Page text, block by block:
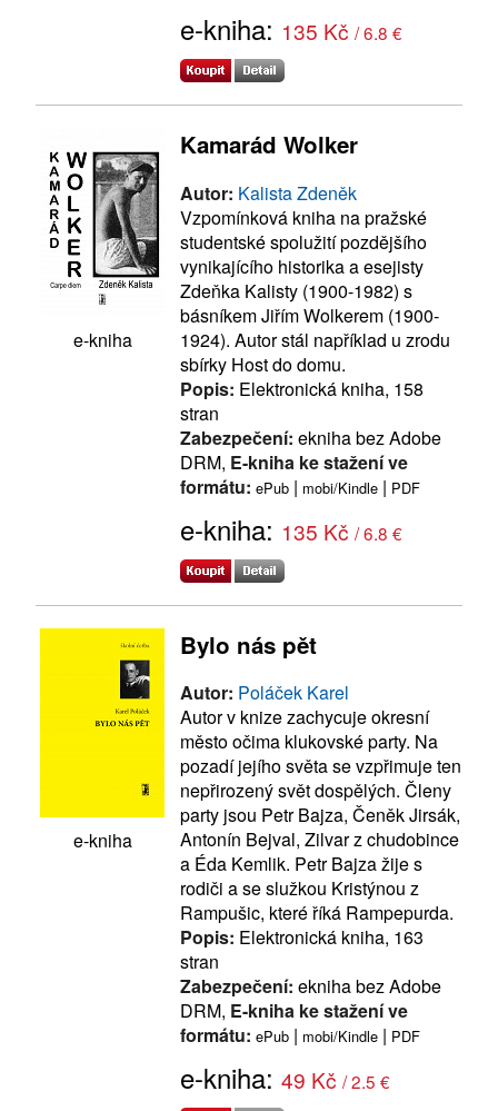
e-kniha: 135 Kč / 6.8 €
e-kniha
Kamarád Wolker
Autor: Kalista Zdeněk
Vzpomínková kniha na pražské
studentské spolužití pozdějšího
vynikajícího historika a esejisty
Zdeňka Kalisty (1900-1982) s
básníkem Jiřím Wolkerem (1900-
1924). Autor stál například u zrodu
sbírky Host do domu.
Popis: Elektronická kniha, 158
stran
Zabezpečení: ekniha bez Adobe
DRM, E-kniha ke stažení ve
formátu: ePub | mobi/Kindle | PDF
e-kniha: 135 Kč / 6.8 €
e-kniha
Bylo nás pět
Autor: Poláček Karel
Autor v knize zachycuje okresní
město očima klukovské party. Na
pozadí jejího světa se vzpřimuje ten
nepřirozený svět dospělých. Členy
party jsou Petr Bajza, Čeněk Jirsák,
Antonín Bejval, Zilvar z chudobince
a Éda Kemlik. Petr Bajza žije s
rodiči a se služkou Kristýnou z
Rampušic, které říká Rampepurda.
Popis: Elektronická kniha, 163
stran
Zabezpečení: ekniha bez Adobe
DRM, E-kniha ke stažení ve
formátu: ePub | mobi/Kindle | PDF
e-kniha: 49 Kč / 2.5 €